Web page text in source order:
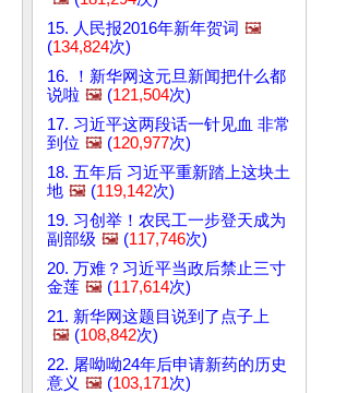
15. 人民报2016年新年贺词 🖼️
(134,824次)
16. ！新华网这元旦新闻把什么都
说啦 🖼️ (121,504次)
17. 习近平这两段话一针见血 非常
到位 🖼️ (120,977次)
18. 五年后 习近平重新踏上这块土
地 🖼️ (119,142次)
19. 习创举！农民工一步登天成为
副部级 🖼️ (117,746次)
20. 万难？习近平当政后禁止三寸
金莲 🖼️ (117,614次)
21. 新华网这题目说到了点子上
🖼️ (108,842次)
22. 屠呦呦24年后申请新药的历史
意义 🖼️ (103,171次)